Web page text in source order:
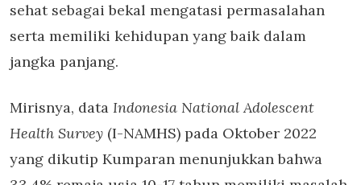
sehat sebagai bekal mengatasi permasalahan
serta memiliki kehidupan yang baik dalam
jangka panjang.
Mirisnya, data Indonesia National Adolescent
Health Survey (I-NAMHS) pada Oktober 2022
yang dikutip Kumparan menunjukkan bahwa